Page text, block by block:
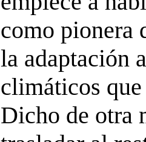
como pionera
la adaptación
climáticos
Dicho de otra